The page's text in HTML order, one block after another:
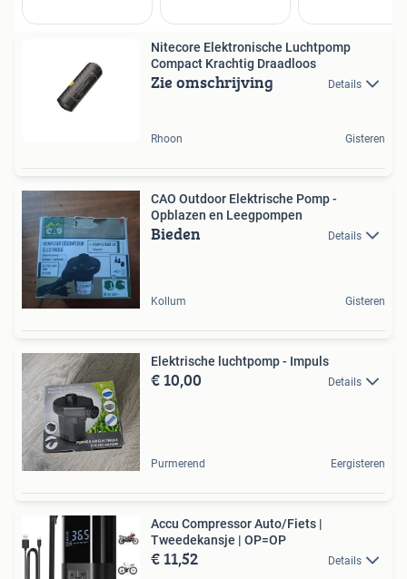
Nitecore Elektronische Luchtpomp
Compact Krachtig Draadloos
Zie omschrijving Details
Rhoon Gisteren
CAO Outdoor Elektrische Pomp -
Opblazen en Leegpompen
Bieden Details
Kollum Gisteren
Elektrische luchtpomp - Impuls
€ 10,00 Details
Purmerend Eergisteren
Accu Compressor Auto/Fiets |
Tweedekansje | OP=OP
€ 11,52 Details